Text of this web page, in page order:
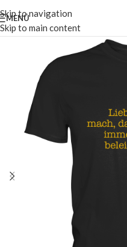
Skip to navigation
Skip to main content
MENÜ